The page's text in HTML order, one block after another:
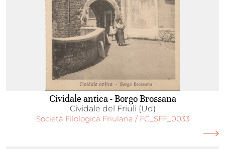
Cividale antica - Borgo Brossana
Cividale del Friuli (Ud)
Società Filologica Friulana / FC_SFF_0033